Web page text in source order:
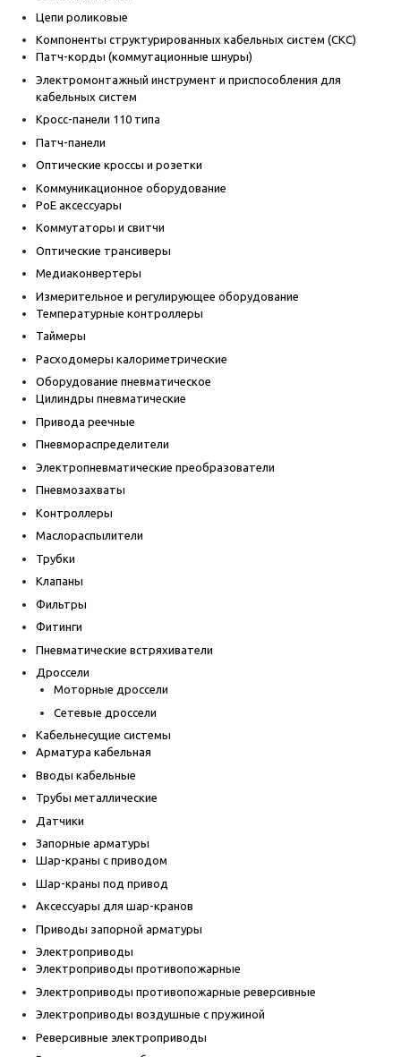
Цепи роликовые
Компоненты структурированных кабельных систем (СКС)
Патч-корды (коммутационные шнуры)
Электромонтажный инструмент и приспособления для
кабельных систем
Кросс-панели 110 типа
Патч-панели
Оптические кроссы и розетки
Коммуникационное оборудование
PoE аксессуары
Коммутаторы и свитчи
Оптические трансиверы
Медиаконвертеры
Измерительное и регулирующее оборудование
Температурные контроллеры
Таймеры
Расходомеры калориметрические
Оборудование пневматическое
Цилиндры пневматические
Привода реечные
Пневмораспределители
Электропневматические преобразователи
Пневмозахваты
Контроллеры
Маслораспылители
Трубки
Клапаны
Фильтры
Фитинги
Пневматические встряхиватели
Дроссели
Моторные дроссели
Сетевые дроссели
Кабельнесущие системы
Арматура кабельная
Вводы кабельные
Трубы металлические
Датчики
Запорные арматуры
Шар-краны с приводом
Шар-краны под привод
Аксессуары для шар-кранов
Приводы запорной арматуры
Электроприводы
Электроприводы противопожарные
Электроприводы противопожарные реверсивные
Электроприводы воздушные с пружиной
Реверсивные электроприводы